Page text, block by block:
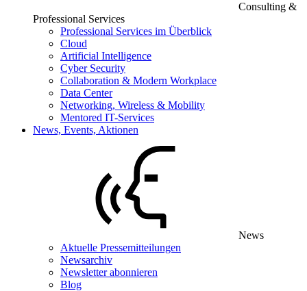
Consulting &
Professional Services
Professional Services im Überblick
Cloud
Artificial Intelligence
Cyber Security
Collaboration & Modern Workplace
Data Center
Networking, Wireless & Mobility
Mentored IT-Services
News, Events, Aktionen
News
Aktuelle Pressemitteilungen
Newsarchiv
Newsletter abonnieren
Blog